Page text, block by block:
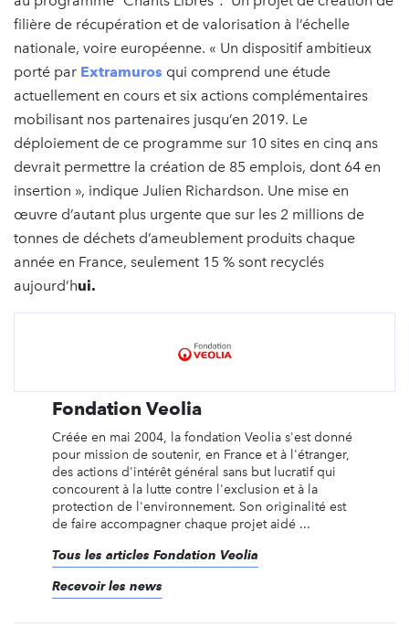
filière de récupération et de valorisation à l’échelle
nationale, voire européenne. « Un dispositif ambitieux
porté par Extramuros qui comprend une étude
actuellement en cours et six actions complémentaires
mobilisant nos partenaires jusqu’en 2019. Le
déploiement de ce programme sur 10 sites en cinq ans
devrait permettre la création de 85 emplois, dont 64 en
insertion », indique Julien Richardson. Une mise en
œuvre d’autant plus urgente que sur les 2 millions de
tonnes de déchets d’ameublement produits chaque
année en France, seulement 15 % sont recyclés
aujourd’hui.
Fondation Veolia
Créée en mai 2004, la fondation Veolia s'est donné
pour mission de soutenir, en France et à l'étranger,
des actions d'intérêt général sans but lucratif qui
concourent à la lutte contre l'exclusion et à la
protection de l'environnement. Son originalité est
de faire accompagner chaque projet aidé ...
Tous les articles Fondation Veolia
Recevoir les news